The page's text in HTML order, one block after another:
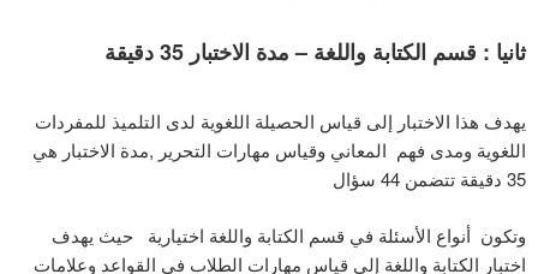
ثانيا : قسم الكتابة واللغة – مدة الاختبار 35دقيقة
يهدف هذا الاختبار إلى قياس الحصيلة اللغوية لدى التلميذ للمفردات
اللغوية ومدى فهم المعاني وقياس مهارات التحرير ,مدة الاختبار هي
35 دقيقة تتضمن 44 سؤال
وتكون أنواع الأسئلة في قسم الكتابة واللغة اختيارية حيث يهدف
اختبار الكتابة واللغة إلى قياس مهارات الطلاب في القواعد وعلامات